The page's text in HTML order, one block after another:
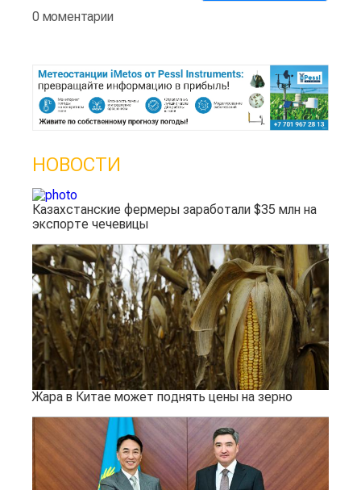
0 моментарии
НОВОСТИ
Казахстанские фермеры заработали $35 млн на
экспорте чечевицы
Жара в Китае может поднять цены на зерно